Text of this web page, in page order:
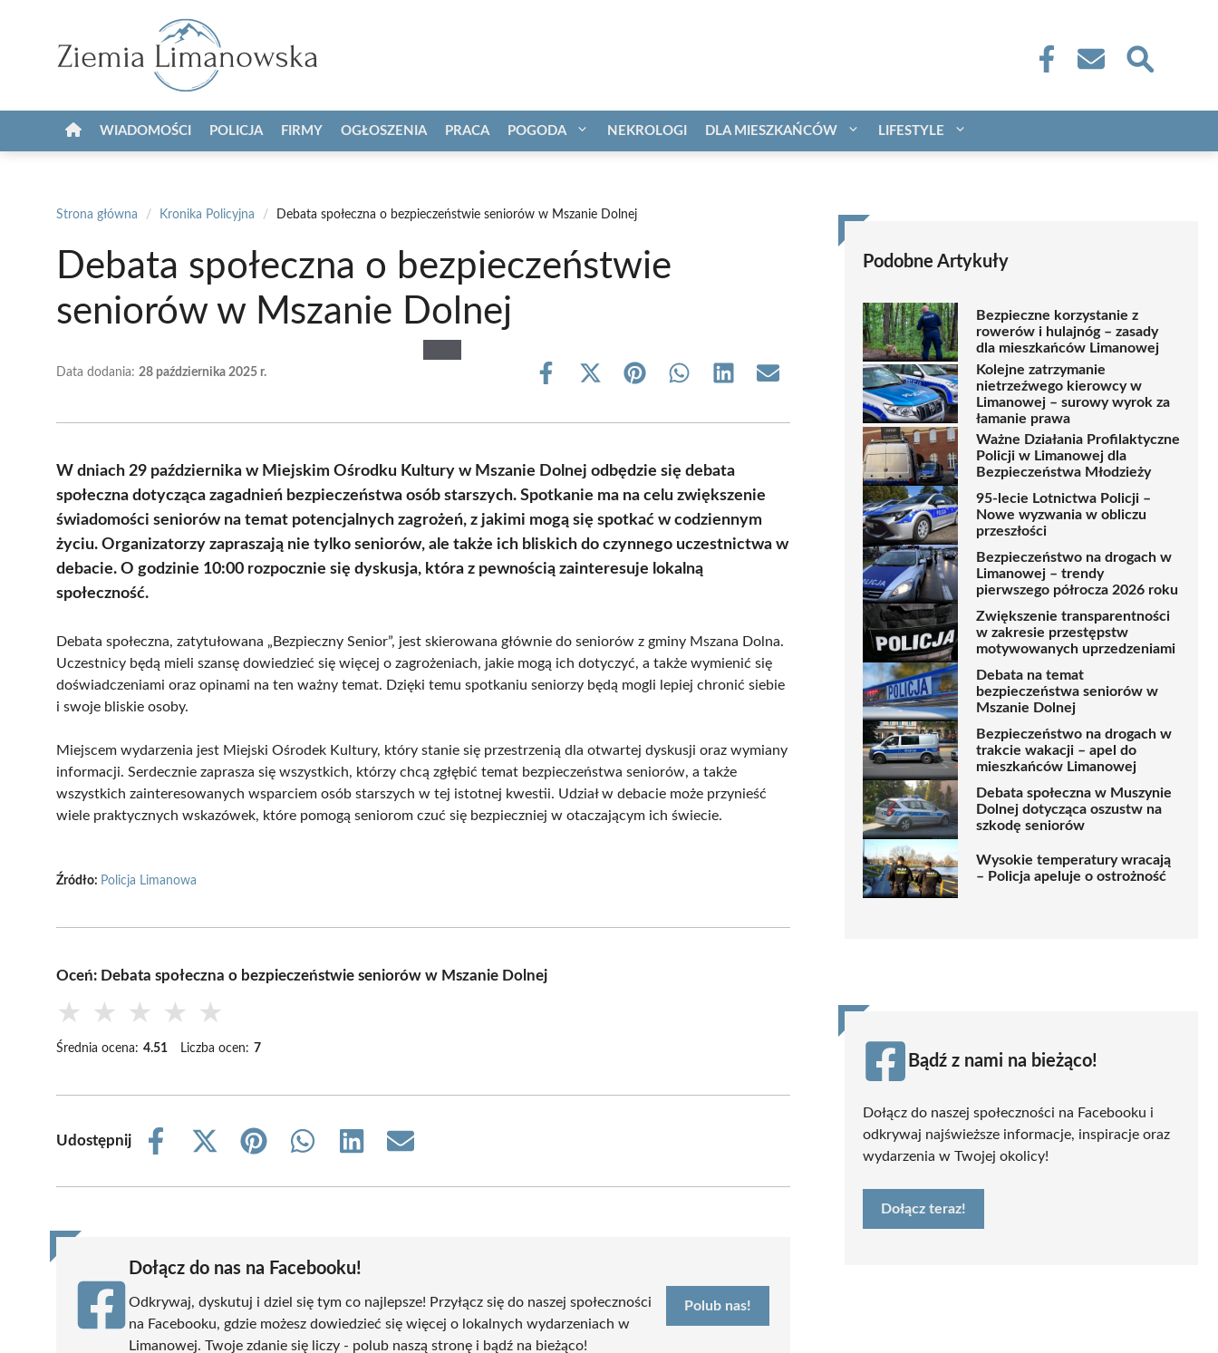
WIADOMOŚCI POLICJA FIRMY OGŁOSZENIA PRACA POGODA NEKROLOGI DLA MIESZKAŃCÓW LIFESTYLE
Strona główna / Kronika Policyjna / Debata społeczna o bezpieczeństwie seniorów w Mszanie Dolnej
Debata społeczna o bezpieczeństwie
seniorów w Mszanie Dolnej
Data dodania: 28 października 2025 r.
Share
Share
(Twitter)
Share Share Share Share
W dniach 29 października w Miejskim Ośrodku Kultury w Mszanie Dolnej odbędzie się debata
społeczna dotycząca zagadnień bezpieczeństwa osób starszych. Spotkanie ma na celu zwiększenie
świadomości seniorów na temat potencjalnych zagrożeń, z jakimi mogą się spotkać w codziennym
życiu. Organizatorzy zapraszają nie tylko seniorów, ale także ich bliskich do czynnego uczestnictwa w
debacie. O godzinie 10:00 rozpocznie się dyskusja, która z pewnością zainteresuje lokalną
społeczność.
Debata społeczna, zatytułowana „Bezpieczny Senior”, jest skierowana głównie do seniorów z gminy Mszana Dolna.
Uczestnicy będą mieli szansę dowiedzieć się więcej o zagrożeniach, jakie mogą ich dotyczyć, a także wymienić się
doświadczeniami oraz opinami na ten ważny temat. Dzięki temu spotkaniu seniorzy będą mogli lepiej chronić siebie
i swoje bliskie osoby.
Miejscem wydarzenia jest Miejski Ośrodek Kultury, który stanie się przestrzenią dla otwartej dyskusji oraz wymiany
informacji. Serdecznie zaprasza się wszystkich, którzy chcą zgłębić temat bezpieczeństwa seniorów, a także
wszystkich zainteresowanych wsparciem osób starszych w tej istotnej kwestii. Udział w debacie może przynieść
wiele praktycznych wskazówek, które pomogą seniorom czuć się bezpieczniej w otaczającym ich świecie.
Źródło: Policja Limanowa
Oceń: Debata społeczna o bezpieczeństwie seniorów w Mszanie Dolnej
★ ★ ★ ★ ★
Średnia ocena: 4.51 Liczba ocen: 7
Udostępnij
Share
Share
(Twitter)
Share
Share
Share
Share
Dołącz do nas na Facebooku!
Odkrywaj, dyskutuj i dziel się tym co najlepsze! Przyłącz się do naszej społeczności
na Facebooku, gdzie możesz dowiedzieć się więcej o lokalnych wydarzeniach w
Limanowej. Twoje zdanie się liczy - polub naszą stronę i bądź na bieżąco!
Polub nas!
Podobne Artykuły
Bezpieczne korzystanie z
rowerów i hulajnóg – zasady
dla mieszkańców Limanowej
Kolejne zatrzymanie
nietrzeźwego kierowcy w
Limanowej – surowy wyrok za
łamanie prawa
Ważne Działania Profilaktyczne
Policji w Limanowej dla
Bezpieczeństwa Młodzieży
95-lecie Lotnictwa Policji –
Nowe wyzwania w obliczu
przeszłości
Bezpieczeństwo na drogach w
Limanowej – trendy
pierwszego półrocza 2026 roku
Zwiększenie transparentności
w zakresie przestępstw
motywowanych uprzedzeniami
Debata na temat
bezpieczeństwa seniorów w
Mszanie Dolnej
Bezpieczeństwo na drogach w
trakcie wakacji – apel do
mieszkańców Limanowej
Debata społeczna w Muszynie
Dolnej dotycząca oszustw na
szkodę seniorów
Wysokie temperatury wracają
– Policja apeluje o ostrożność
Bądź z nami na bieżąco!
Dołącz do naszej społeczności na Facebooku i
odkrywaj najświeższe informacje, inspiracje oraz
wydarzenia w Twojej okolicy!
Dołącz teraz!